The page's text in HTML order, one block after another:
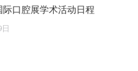
际口腔展学术活动日程